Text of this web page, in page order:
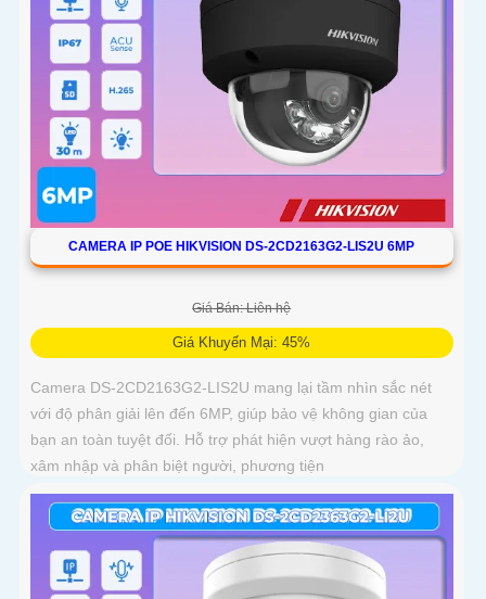
CAMERA IP POE HIKVISION DS-2CD2163G2-LIS2U 6MP
Giá Bán: Liên hệ
Giá Khuyến Mại: 45%
Camera DS-2CD2163G2-LIS2U mang lại tầm nhìn sắc nét
với độ phân giải lên đến 6MP, giúp bảo vệ không gian của
bạn an toàn tuyệt đối. Hỗ trợ phát hiện vượt hàng rào ảo,
xâm nhập và phân biệt người, phương tiện